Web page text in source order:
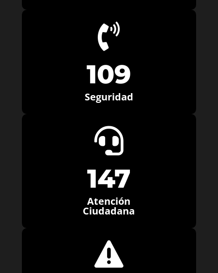

109
Seguridad

147
Atención
Ciudadana
